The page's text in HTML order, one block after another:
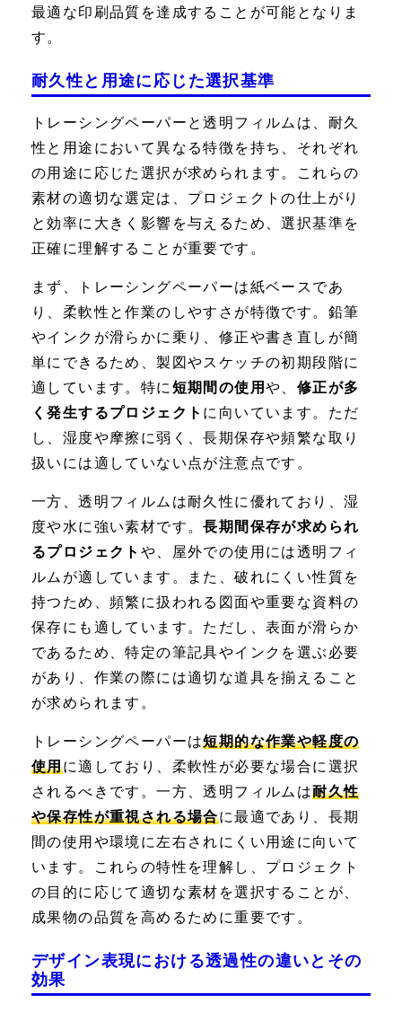
最適な印刷品質を達成することが可能となりま
す。
耐久性と用途に応じた選択基準
トレーシングペーパーと透明フィルムは、耐久
性と用途において異なる特徴を持ち、それぞれ
の用途に応じた選択が求められます。これらの
素材の適切な選定は、プロジェクトの仕上がり
と効率に大きく影響を与えるため、選択基準を
正確に理解することが重要です。
まず、トレーシングペーパーは紙ベースであ
り、柔軟性と作業のしやすさが特徴です。鉛筆
やインクが滑らかに乗り、修正や書き直しが簡
単にできるため、製図やスケッチの初期段階に
適しています。特に 短期間の使用や、 修正が多
く発生するプロジェクト に向いています。ただ
し、湿度や摩擦に弱く、長期保存や頻繁な取り
扱いには適していない点が注意点です。
一方、透明フィルムは耐久性に優れており、湿
度や水に強い素材です。長期間保存が求められ
るプロジェクト や、屋外での使用には透明フィ
ルムが適しています。また、破れにくい性質を
持つため、頻繁に扱われる図面や重要な資料の
保存にも適しています。ただし、表面が滑らか
であるため、特定の筆記具やインクを選ぶ必要
があり、作業の際には適切な道具を揃えること
が求められます。
トレーシングペーパーは短期的な作業や軽度の
使用に適しており、柔軟性が必要な場合に選択
されるべきです。一方、透明フィルムは耐久性
や保存性が重視される場合に最適であり、長期
間の使用や環境に左右されにくい用途に向いて
います。これらの特性を理解し、プロジェクト
の目的に応じて適切な素材を選択することが、
成果物の品質を高めるために重要です。
デザイン表現における透過性の違いとその
効果